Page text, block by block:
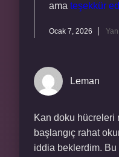
ama teşekkür
Ocak 7, 2026
Leman
Kan doku hücreleri
başlangıç rahat
iddia beklerdim.